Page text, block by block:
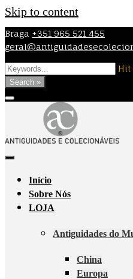
Skip to content
Braga +351 965 521 455
Hit
Search »
Início
Sobre Nós
LOJA
Antiguidades do
China
Europa